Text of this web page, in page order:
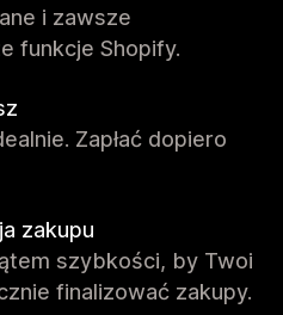
i zawsze
funkcje Shopify.
Zapłać dopiero
zakupu
szybkości, by Twoi
finalizować zakupy.